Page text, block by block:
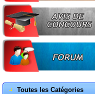
Toutes les Catégories